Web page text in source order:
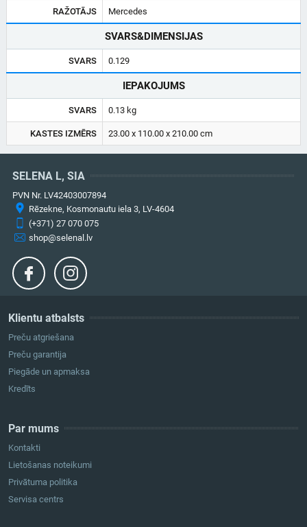
RAŽOTĀJS Mercedes
SVARS&DIMENSIJAS
SVARS 0.129
IEPAKOJUMS
SVARS 0.13 kg
KASTES IZMĒRS 23.00 x 110.00 x 210.00 cm
Klientu atbalsts
Preču atgriešana
Preču garantija
Piegāde un apmaksa
Kredīts
Par mums
Kontakti
Lietošanas noteikumi
Privātuma politika
Servisa centrs
SELENA L, SIA
PVN Nr. LV42403007894
Rēzekne, Kosmonautu iela 3, LV-4604
(+371) 27 070 075
shop@selenal.lv